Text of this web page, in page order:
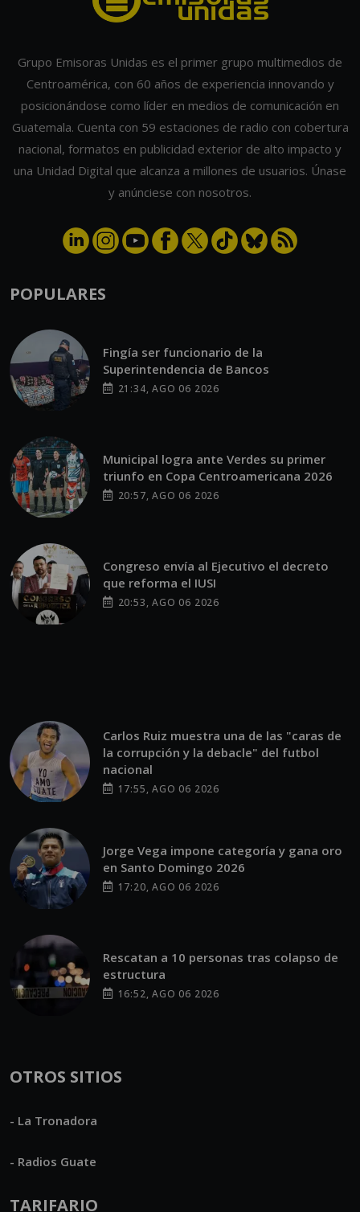
Grupo Emisoras Unidas es el primer grupo multimedios de
Centroamérica, con 60 años de experiencia innovando y
posicionándose como líder en medios de comunicación en
Guatemala. Cuenta con 59 estaciones de radio con cobertura
nacional, formatos en publicidad exterior de alto impacto y
una Unidad Digital que alcanza a millones de usuarios. Únase
y anúnciese con nosotros.
POPULARES
Fingía ser funcionario de la
Superintendencia de Bancos
21:34, AGO 06 2026
Municipal logra ante Verdes su primer
triunfo en Copa Centroamericana 2026
20:57, AGO 06 2026
Congreso envía al Ejecutivo el decreto
que reforma el IUSI
20:53, AGO 06 2026
Carlos Ruiz muestra una de las "caras de
la corrupción y la debacle" del futbol
nacional
17:55, AGO 06 2026
Jorge Vega impone categoría y gana oro
en Santo Domingo 2026
17:20, AGO 06 2026
Rescatan a 10 personas tras colapso de
estructura
16:52, AGO 06 2026
OTROS SITIOS
- La Tronadora
- Radios Guate
TARIFARIO